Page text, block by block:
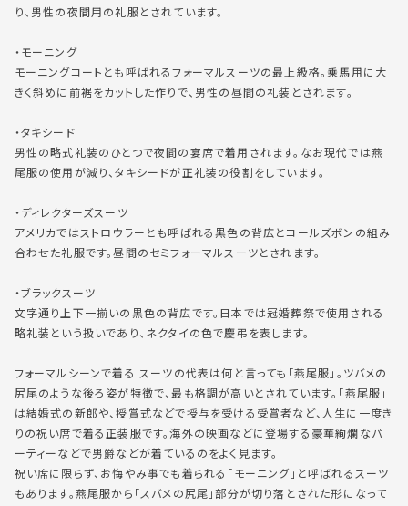
り、男性の夜間用の礼服とされています。
・モーニング
モーニングコートとも呼ばれるフォーマルスーツの最上級格。乗馬用に大
きく斜めに前裾をカットした作りで、男性の昼間の礼装とされます。
・タキシード
男性の略式礼装のひとつで夜間の宴席で着用されます。なお現代では燕
尾服の使用が減り、タキシードが正礼装の役割をしています。
・ディレクターズスーツ
アメリカではストロウラーとも呼ばれる黒色の背広とコールズボンの組み
合わせた礼服です。昼間のセミフォーマルスーツとされます。
・ブラックスーツ
文字通り上下一揃いの黒色の背広です。日本では冠婚葬祭で使用される
略礼装という扱いであり、ネクタイの色で慶弔を表します。
フォーマルシーンで着る スーツの代表は何と言っても「燕尾服」。ツバメの
尻尾のような後ろ姿が特徴で、最も格調が高いとされています。「燕尾服」
は結婚式の新郎や、授賞式などで授与を受ける受賞者など、 人生に一度き
りの祝い席で着る正装服です。海外の映画などに登場する豪華絢爛なパ
ーティーなどで男爵などが着ているのをよく見ます。
祝い席に限らず、お悔やみ事でも着られる「 モーニング 」と呼ばれるスーツ
もあります。燕尾服から「スバメの尻尾」部分が切り落とされた形になって